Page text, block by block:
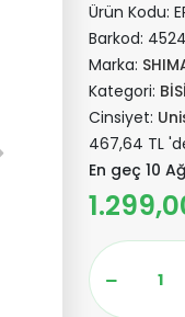
Ürün Kodu:
Barkod:
Marka:
Kategori:
Cinsiyet:
467,64 TL
En geç 10